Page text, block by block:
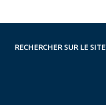
RECHERCHER SUR LE SITE